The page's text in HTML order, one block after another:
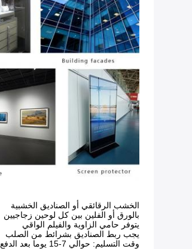
الخشب الرقائقي أو الصناديق الخشبية
بالورق أو الفلين بين كل لوحين زجاجيين
يتوفر حامي الزاوية والفيلم الواقي
يجب ربط الصناديق بشرائط من الصلب
وقت التسليم: حوالي 7-15 يوما بعد الدفع